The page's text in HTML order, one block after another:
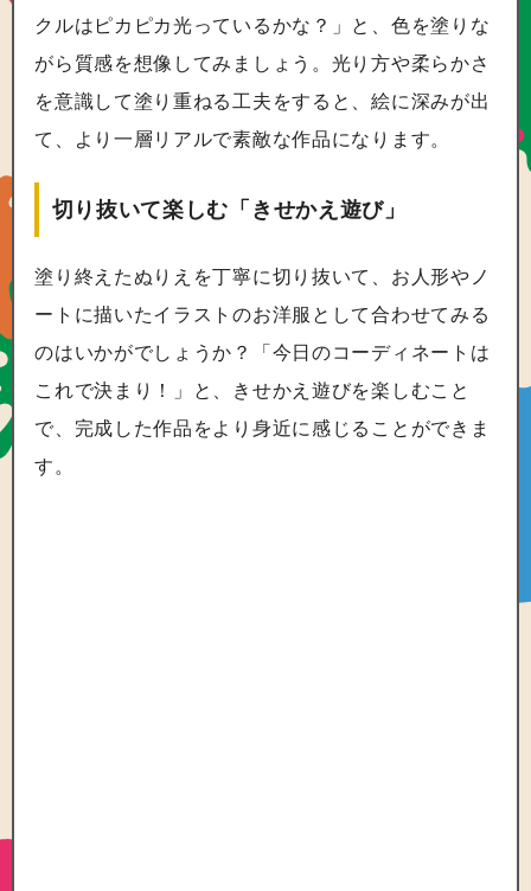
クルはピカピカ光っているかな？」と、色を塗りな
がら質感を想像してみましょう。光り方や柔らかさ
を意識して塗り重ねる工夫をすると、絵に深みが出
て、より一層リアルで素敵な作品になります。
切り抜いて楽しむ「きせかえ遊び」
塗り終えたぬりえを丁寧に切り抜いて、お人形やノ
ートに描いたイラストのお洋服として合わせてみる
のはいかがでしょうか？「今日のコーディネートは
これで決まり！」と、きせかえ遊びを楽しむこと
で、完成した作品をより身近に感じることができま
す。